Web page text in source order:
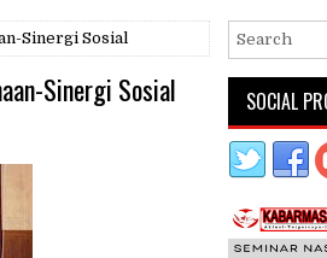
Sinergi Sosial
Sinergi Sosial SOCIAL